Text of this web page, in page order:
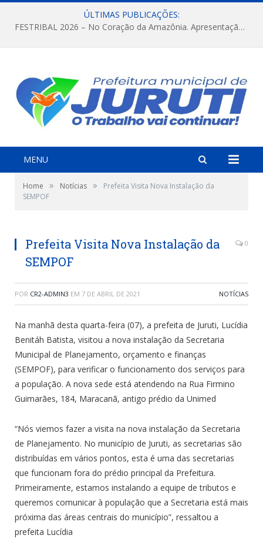
ÚLTIMAS PUBLICAÇÕES:
FESTRIBAL 2026 – No Coração da Amazônia. Apresentação da Munduruku.
MENU
Home » Notícias »
Prefeita Visita Nova Instalação da
SEMPOF
Prefeita Visita Nova Instalação da
SEMPOF
0
POR CR2-ADMIN3 EM 7 DE ABRIL DE 2021 NOTÍCIAS
Na manhã desta quarta-feira (07), a prefeita de Juruti, Lucídia
Benitáh Batista, visitou a nova instalação da Secretaria
Municipal de Planejamento, orçamento e finanças
(SEMPOF), para verificar o funcionamento dos serviços para
a população. A nova sede está atendendo na Rua Firmino
Guimarães, 184, Maracanã, antigo prédio da Unimed
“Nós viemos fazer a visita na nova instalação da Secretaria
de Planejamento. No município de Juruti, as secretarias são
distribuídas em vários pontos, esta é uma das secretarias
que funcionam fora do prédio principal da Prefeitura.
Primeiramente, estamos instalando a equipe de tributos e
queremos comunicar à população que a Secretaria está mais
próxima das áreas centrais do município”, ressaltou a
prefeita Lucídia